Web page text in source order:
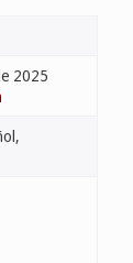
2025